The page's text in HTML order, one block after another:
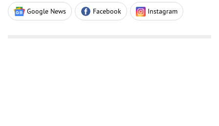
Google News Facebook Instagram